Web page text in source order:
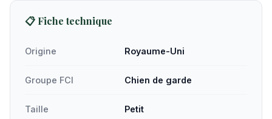
📋 Fiche technique
Origine Royaume-Uni
Groupe FCI Chien de garde
Taille Petit